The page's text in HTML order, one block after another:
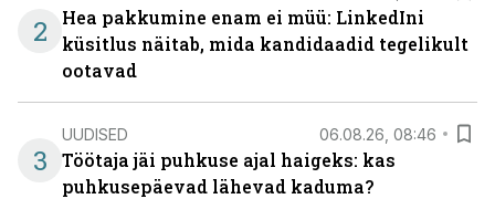
2
Hea pakkumine enam ei müü: LinkedIni
küsitlus näitab, mida kandidaadid tegelikult
ootavad
3
UUDISED 06.08.26, 08:46
Töötaja jäi puhkuse ajal haigeks: kas
puhkusepäevad lähevad kaduma?